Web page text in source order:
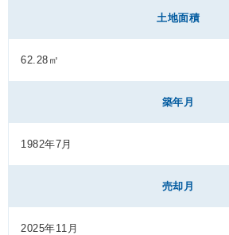
土地面積
62.28㎡
築年月
1982年7月
売却月
2025年11月